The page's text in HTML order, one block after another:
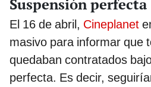
Suspensión perfecta
El 16 de abril, Cineplanet
masivo para informar que
quedaban contratados
perfecta. Es decir,